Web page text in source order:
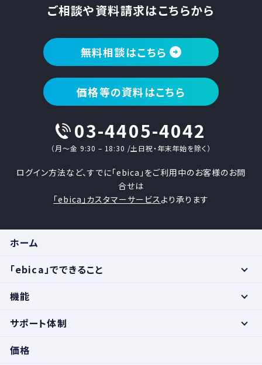
ご相談や資料請求はこちらから
無料相談はこちら
価格等の資料はこちら
03-4405-4042
（月〜金 9:30 – 18:30 /土日祝・年末年始を除く）
ログイン方法など、すでに「ebica」をご利用中のお客様のお問
合せは
「ebica」カスタマーサービス より承ります
ホーム
「ebica」でできること
機能
サポート体制
価格